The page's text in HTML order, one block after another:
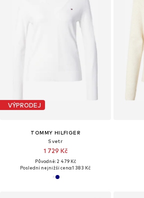
VÝPRODEJ
TOMMY HILFIGER
Svetr
1 729 Kč
Původně: 2 479 Kč
Poslední nejnižší cena:1 383 Kč